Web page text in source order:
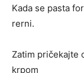
Kada se pasta
rerni.
Zatim pričekajte
krpom